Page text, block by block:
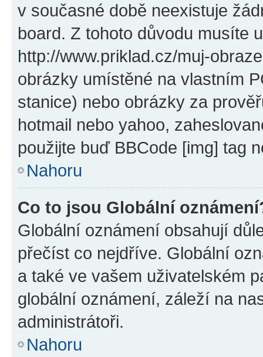
v současné době neexistuje
board. Z tohoto důvodu musíte
http://www.priklad.cz/muj-
obrázky umístěné na vlastním
stanice) nebo obrázky za
hotmail nebo yahoo,
použijte buď BBCode [img] tag
Nahoru
Co to jsou Globální
Globální oznámení obsahují
přečíst co nejdříve. Globální
a také ve vašem uživatelském
globální oznámení, záleží na
administrátoři.
Nahoru